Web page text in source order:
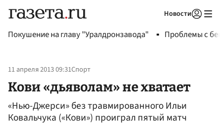
Новости
Покушение на главу "Уралдронзавода" Проблемы с
11 апреля 2013 09:31Спорт
Кови «дьяволам» не хватает
«Нью-Джерси» без травмированного Ильи
Ковальчука («Кови») проиграл пятый матч